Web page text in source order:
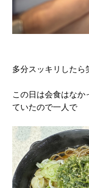
多分スッキリしたら
この日は会食はなか
ていたので一人で